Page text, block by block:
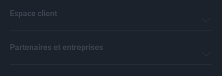
Espace client
Partenaires et entreprises